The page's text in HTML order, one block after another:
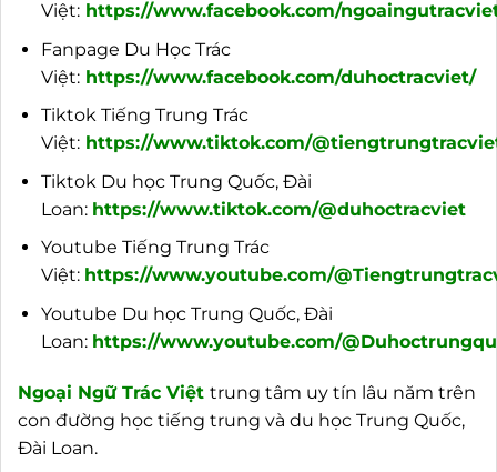
Việt: https://www.facebook.com/
Fanpage Du Học Trác
Việt: https://www.facebook.com/duhoctracviet/
Tiktok Tiếng Trung Trác
Việt: https://www.tiktok.com/
Tiktok Du học Trung Quốc, Đài
Loan: https://www.tiktok.com/@duhoctracviet
Youtube Tiếng Trung Trác
Việt: https://www.youtube.com/
Youtube Du học Trung Quốc, Đài
Loan: https://www.youtube.com/
Ngoại Ngữ Trác Việt trung tâm uy tín lâu năm trên
con đường học tiếng trung và du học Trung Quốc,
Đài Loan.